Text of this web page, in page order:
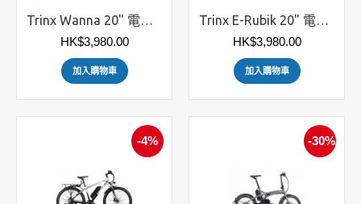
Trinx Wanna 20" 電動摺車
HK$3,980.00
加入購物車
Trinx E-Rubik 20" 電動摺車
HK$3,980.00
加入購物車
-4% -30%